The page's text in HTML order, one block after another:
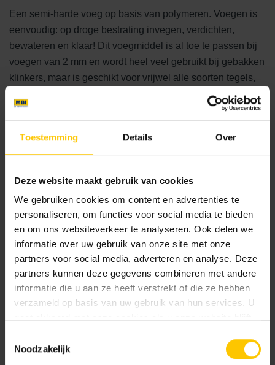
Toestemming Details Over
Deze website maakt gebruik van cookies
We gebruiken cookies om content en advertenties te
personaliseren, om functies voor social media te bieden
en om ons websiteverkeer te analyseren. Ook delen we
informatie over uw gebruik van onze site met onze
partners voor social media, adverteren en analyse. Deze
partners kunnen deze gegevens combineren met andere
informatie die u aan ze heeft verstrekt of die ze hebben
verzameld op basis van uw gebruik van hun services. U
Noodzakelijk
Een semi-harde voeg op basis van polymeren. Voegen is
eenvoudig: op droge bestrating invegen, verdichten,
bewateren en klaar! Dit voegmiddel is al toe te passen bij
voegen van 2 mm en wordt heel veel gebruikt bij gebakken
klinkers, maar is geschikt voor vrijwel alle soorten tegels,
waaronder keramische tegels. Door de waterdoorlatende
werking is deze voegmiddel het beste te gebruiken indien
(gestabiliseerde ondergrond) gelegd zijn. Leverbaar in vier
kleuren: zwart, antraciet, ivoor en beige.